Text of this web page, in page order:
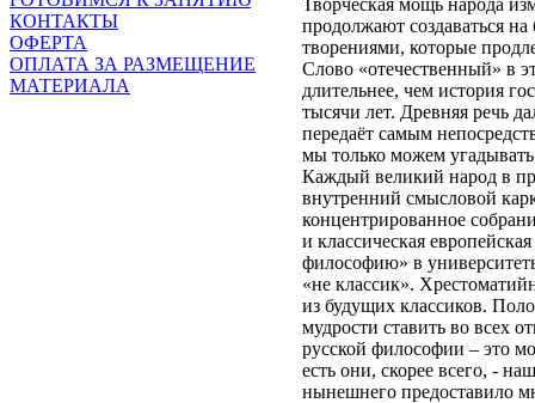
КОНТАКТЫ
ОФЕРТА
ОПЛАТА ЗА РАЗМЕЩЕНИЕ
МАТЕРИАЛА
Творческая мощь народа
продолжают создаваться
творениями, которые
Слово «отечественный» в
длительнее, чем история
тысячи лет. Древняя речь
передаёт самым
мы только можем
Каждый великий народ в
внутренний смысловой
концентрированное
и классическая
философию» в
«не классик».
из будущих классиков.
мудрости ставить во всех
русской философии – это
есть они, скорее всего, -
нынешнего предоставило